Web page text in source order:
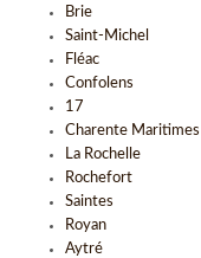
Brie
Saint-Michel
Fléac
Confolens
17
Charente Maritimes
La Rochelle
Rochefort
Saintes
Royan
Aytré